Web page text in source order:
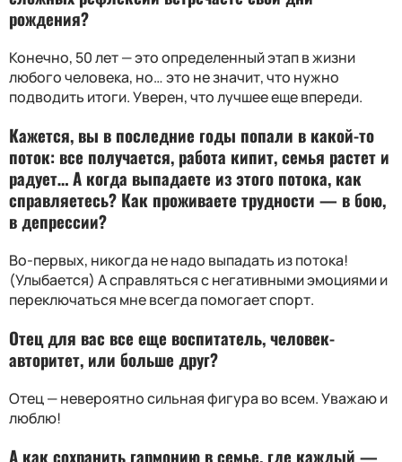
рождения?
Конечно, 50 лет — это определенный этап в жизни
любого человека, но… это не значит, что нужно
подводить итоги. Уверен, что лучшее еще впереди.
Кажется, вы в последние годы попали в какой-то
поток: все получается, работа кипит, семья растет и
радует… А когда выпадаете из этого потока, как
справляетесь? Как проживаете трудности — в бою,
в депрессии?
Во-первых, никогда не надо выпадать из потока!
(Улыбается) А справляться с негативными эмоциями и
переключаться мне всегда помогает спорт.
Отец для вас все еще воспитатель, человек-
авторитет, или больше друг?
Отец — невероятно сильная фигура во всем. Уважаю и
люблю!
А как сохранить гармонию в семье, где каждый —